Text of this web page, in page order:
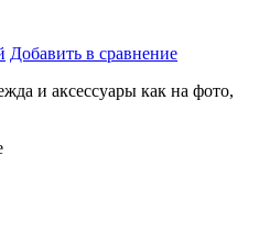
Добавить в сравнение
и аксессуары как на фото,